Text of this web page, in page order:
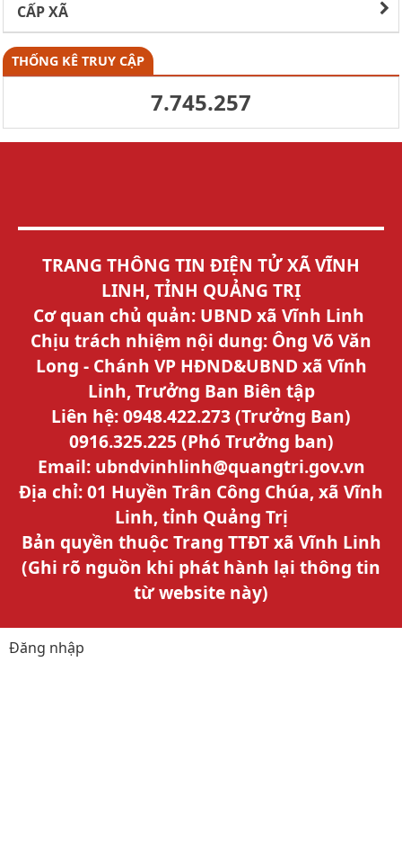
CẤP XÃ
THỐNG KÊ TRUY CẬP
7.745.257
TRANG THÔNG TIN ĐIỆN TỬ XÃ VĨNH
LINH, TỈNH QUẢNG TRỊ
Cơ quan chủ quản: UBND xã Vĩnh Linh
Chịu trách nhiệm nội dung: Ông Võ Văn
Long - Chánh VP HĐND&UBND xã Vĩnh
Linh, Trưởng Ban Biên tập
Liên hệ: 0948.422.273 (Trưởng Ban)
0916.325.225 (Phó Trưởng ban)
Email: ubndvinhlinh@quangtri.gov.vn
Địa chỉ: 01 Huyền Trân Công Chúa, xã Vĩnh
Linh, tỉnh Quảng Trị
Bản quyền thuộc Trang TTĐT xã Vĩnh Linh
(Ghi rõ nguồn khi phát hành lại thông tin
từ website này)
Đăng nhập